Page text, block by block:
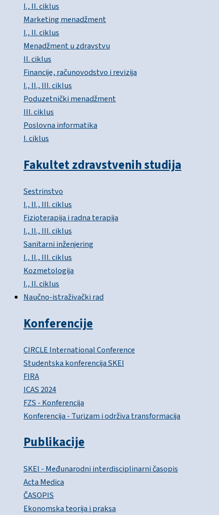
I., II. ciklus
Marketing menadžment
I., II. ciklus
Menadžment u zdravstvu
II. ciklus
Financije, računovodstvo i revizija
I., II., III. ciklus
Poduzetnički menadžment
III. ciklus
Poslovna informatika
I. ciklus
Fakultet zdravstvenih studija
Sestrinstvo
I., II., III. ciklus
Fizioterapija i radna terapija
I., II., III. ciklus
Sanitarni inženjering
I., II., III. ciklus
Kozmetologija
I., II. ciklus
Naučno-istraživački rad
Konferencije
CIRCLE International Conference
Studentska konferencija SKEI
FIRA
ICAS 2024
FZS - Konferencija
Konferencija - Turizam i održiva transformacija
Publikacije
SKEI - Međunarodni interdisciplinarni časopis
Acta Medica
ČASOPIS
Ekonomska teorija i praksa